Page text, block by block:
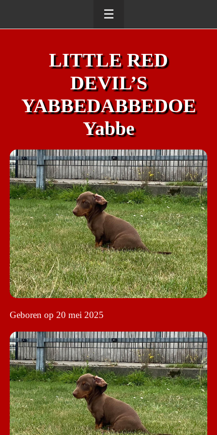
☰
LITTLE RED
DEVIL’S
YABBEDABBEDOE
Yabbe
Geboren op 20 mei 2025